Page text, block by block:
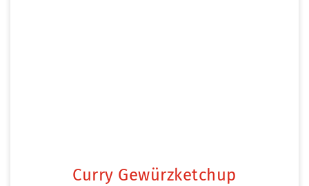
Curry Gewürzketchup